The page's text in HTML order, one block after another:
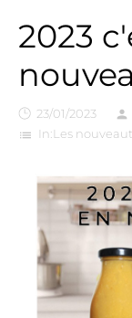
2023
23/01/2023 person
list
In: Les